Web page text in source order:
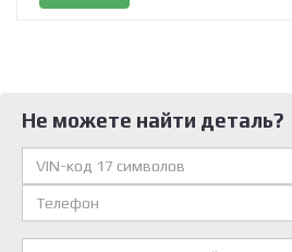
Не можете найти деталь?